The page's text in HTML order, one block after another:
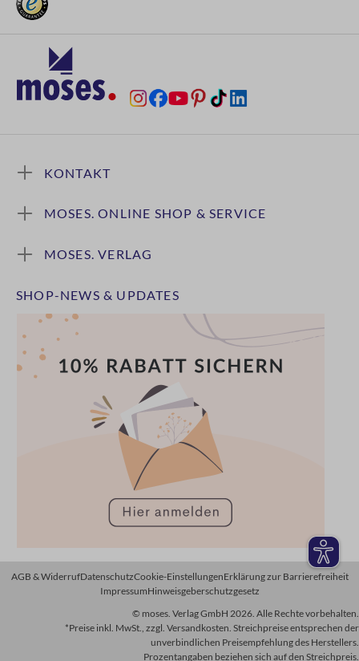
KONTAKT
MOSES. ONLINE SHOP & SERVICE
MOSES. VERLAG
SHOP-NEWS & UPDATES
AGB & WiderrufDatenschutzCookie-EinstellungenErklärung zur Barrierefreiheit
ImpressumHinweisgeberschutzgesetz
© moses. Verlag GmbH 2026. Alle Rechte vorbehalten.
*Preise inkl. MwSt., zzgl. Versandkosten. Streichpreise entsprechen der
unverbindlichen Preisempfehlung des Herstellers.
Prozentangaben beziehen sich auf den Streichpreis.